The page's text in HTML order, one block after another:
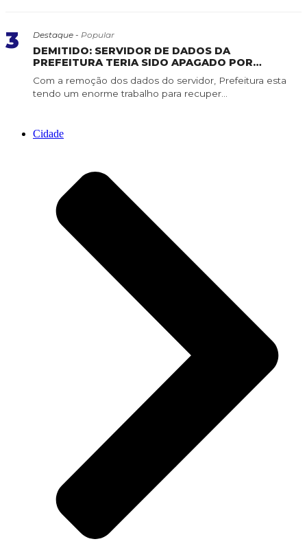
3 Destaque - Popular
DEMITIDO: SERVIDOR DE DADOS DA
PREFEITURA TERIA SIDO APAGADO POR
SERVIDOR DE CONFIANÇA
Com a remoção dos dados do servidor, Prefeitura esta
tendo um enorme trabalho para recuper...
Cidade